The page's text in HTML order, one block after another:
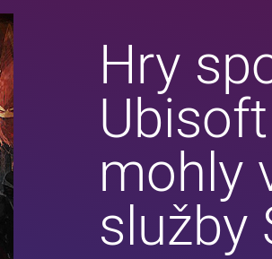
Hry
mohly
služby